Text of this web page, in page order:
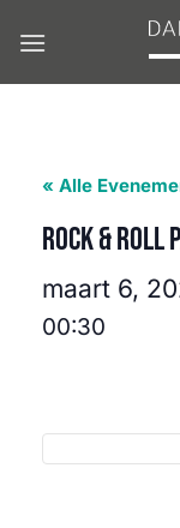
naar
« Alle
Rock & Roll
maart 6,
00:30